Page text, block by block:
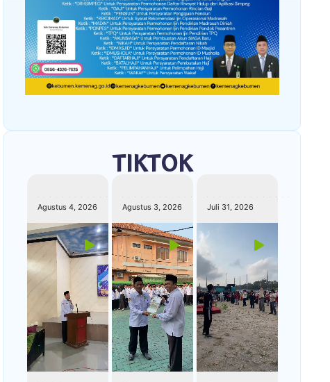
TIKTOK
Agustus 4, 2026 Agustus 3, 2026 Juli 31, 2026